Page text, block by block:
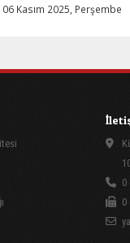
Kasım 2025, Perşembe
0
0